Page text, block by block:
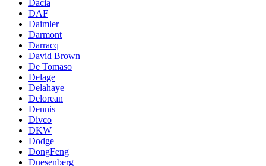
Dacia
DAF
Daimler
Darmont
Darracq
David Brown
De Tomaso
Delage
Delahaye
Delorean
Dennis
Divco
DKW
Dodge
DongFeng
Duesenberg